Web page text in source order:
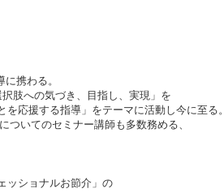
携わる。
肢への気づき、目指し、実現」を
応援する指導」をテーマに活動し今に至る。
ついてのセミナー講師も多数務める、
ッショナルお節介」の